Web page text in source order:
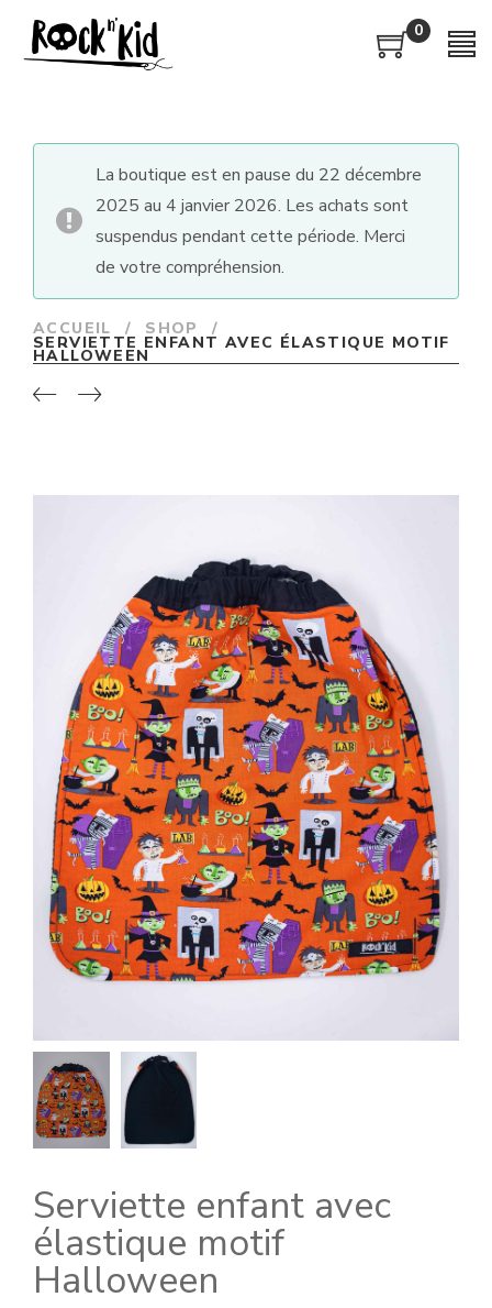
0
La boutique est en pause du 22 décembre
2025 au 4 janvier 2026. Les achats sont
suspendus pendant cette période. Merci
de votre compréhension.
ACCUEIL / SHOP /
SERVIETTE ENFANT AVEC ÉLASTIQUE MOTIF
HALLOWEEN
Serviette enfant avec
élastique motif
Halloween